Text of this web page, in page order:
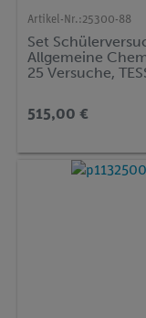
Artikel-Nr.:25300-88
Set
Allgemeine
25 Versuche,
515,00 €